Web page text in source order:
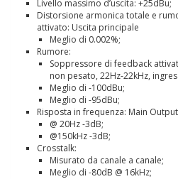
Livello massimo d’uscita: +25dBu;
Distorsione armonica totale e
attivato: Uscita principale
Meglio di 0.002%;
Rumore:
Soppressore di feedback
non pesato, 22Hz-22kHz,
Meglio di -100dBu;
Meglio di -95dBu;
Risposta in frequenza: Main
@ 20Hz -3dB;
@150kHz -3dB;
Crosstalk:
Misurato da canale a canale;
Meglio di -80dB @ 16kHz;